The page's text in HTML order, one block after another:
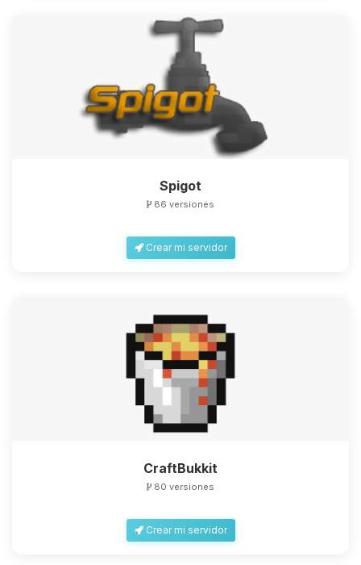
Spigot
86 versiones
Crear mi servidor
CraftBukkit
80 versiones
Crear mi servidor